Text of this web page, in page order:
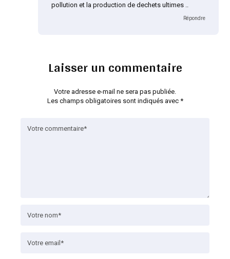
pollution et la production de dechets ultimes ..
Répondre
Laisser un commentaire
Votre adresse e-mail ne sera pas publiée.
Les champs obligatoires sont indiqués avec *